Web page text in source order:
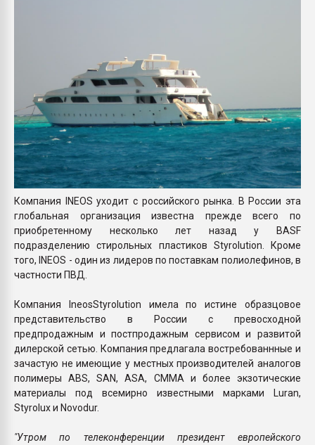
Компания INEOS уходит с российского рынка. В России эта
глобальная организация известна прежде всего по
приобретенному несколько лет назад у BASF
подразделению стирольных пластиков Styrolution. Кроме
того, INEOS - один из лидеров по поставкам полиолефинов, в
частности ПВД.
Компания IneosStyrolution имела по истине образцовое
представительство в России с превосходной
предпродажным и постпродажным сервисом и развитой
дилерской сетью. Компания предлагала востребованнные и
зачастую не имеющие у местных производителей аналогов
полимеры ABS, SAN, ASA, CMMA и более экзотические
материалы под всемирно известными марками Luran,
Styrolux и Novodur.
"Утром по телеконференции президент европейского